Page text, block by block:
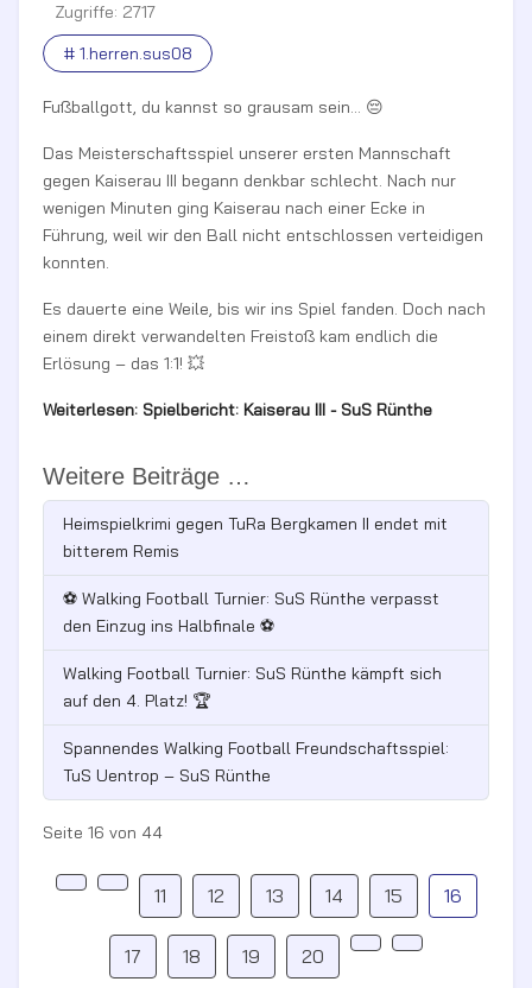
Zugriffe: 2717
# 1.herren.sus08
Fußballgott, du kannst so grausam sein... 😔
Das Meisterschaftsspiel unserer ersten Mannschaft
gegen Kaiserau III begann denkbar schlecht. Nach nur
wenigen Minuten ging Kaiserau nach einer Ecke in
Führung, weil wir den Ball nicht entschlossen verteidigen
konnten.
Es dauerte eine Weile, bis wir ins Spiel fanden. Doch nach
einem direkt verwandelten Freistoß kam endlich die
Erlösung – das 1:1! 💥
Weiterlesen: Spielbericht: Kaiserau III - SuS Rünthe
Weitere Beiträge …
Heimspielkrimi gegen TuRa Bergkamen II endet mit
bitterem Remis
⚽ Walking Football Turnier: SuS Rünthe verpasst
den Einzug ins Halbfinale ⚽
Walking Football Turnier: SuS Rünthe kämpft sich
auf den 4. Platz! 🏆
Spannendes Walking Football Freundschaftsspiel:
TuS Uentrop – SuS Rünthe
Seite 16 von 44
11 12 13 14 15 16
17 18 19 20